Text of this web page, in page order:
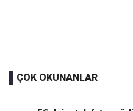
ÇOK OKUNANLAR